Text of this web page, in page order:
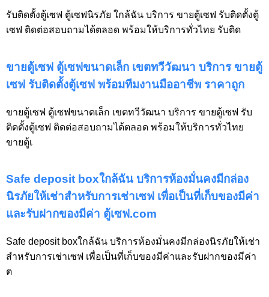
รับติดตั้งตู้เซฟ ตู้เซฟนิรภัย ใกล้ฉัน บริการ ขายตู้เซฟ รับติดตั้งตู้
เซฟ ติดต่อสอบถามได้ตลอด พร้อมให้บริการทั่วไทย รับติด
ขายตู้เซฟ ตู้เซฟขนาดเล็ก เขตทวีวัฒนา บริการ ขายตู้
เซฟ รับติดตั้งตู้เซฟ พร้อมทีมงานมืออาชีพ ราคาถูก
ขายตู้เซฟ ตู้เซฟขนาดเล็ก เขตทวีวัฒนา บริการ ขายตู้เซฟ รับ
ติดตั้งตู้เซฟ ติดต่อสอบถามได้ตลอด พร้อมให้บริการทั่วไทย
ขายตู้เ
Safe deposit boxใกล้ฉัน บริการห้องมั่นคงมีกล่อง
นิรภัยให้เช่าสำหรับการเช่าเซฟ เพื่อเป็นที่เก็บของมีค่า
และรับฝากของมีค่า ตู้เซฟ.com
Safe deposit boxใกล้ฉัน บริการห้องมั่นคงมีกล่องนิรภัยให้เช่า
สำหรับการเช่าเซฟ เพื่อเป็นที่เก็บของมีค่าและรับฝากของมีค่า
ต